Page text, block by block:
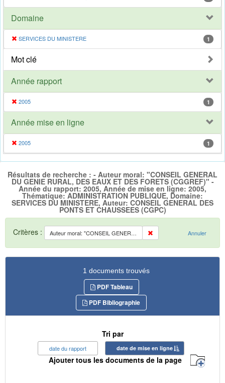
Domaine
SERVICES DU MINISTERE 1
Mot clé
Année rapport
2005 1
Année mise en ligne
2005 1
Résultats de recherche : - Auteur moral: "CONSEIL GENERAL
DU GENIE RURAL, DES EAUX ET DES FORETS (CGGREF)" -
Année du rapport: 2005, Année de mise en ligne: 2005,
Thématique: ADMINISTRATION PUBLIQUE, Domaine:
SERVICES DU MINISTERE, Auteur: CONSEIL GENERAL DES
PONTS ET CHAUSSEES (CGPC)
Critères : Auteur moral: "CONSEIL GENERAL DU GENIE RURAL, DES EAUX ET DES FORETS (CGGREF)" Annuler
1 documents trouvés
PDF Tableau
PDF Bibliographie
Tri par
date du rapport date de mise en ligne
Ajouter tous les documents de la page